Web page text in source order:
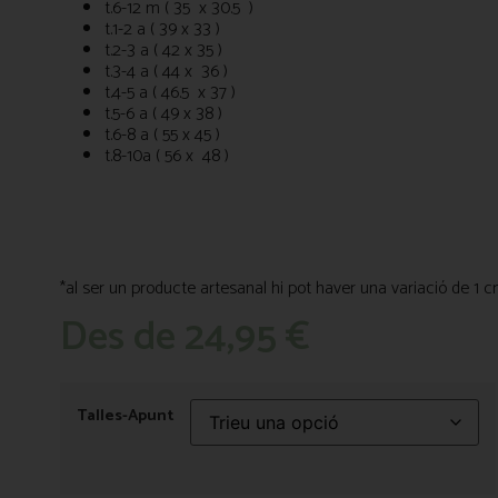
t.6-12 m ( 35 x 30.5 )
t.1-2 a ( 39 x 33 )
t.2-3 a ( 42 x 35 )
t.3-4 a ( 44 x 36 )
t.4-5 a ( 46.5 x 37 )
t.5-6 a ( 49 x 38 )
t.6-8 a ( 55 x 45 )
t.8-10a ( 56 x 48 )
*al ser un producte artesanal hi pot haver una variació de 1
Talles-Apunt